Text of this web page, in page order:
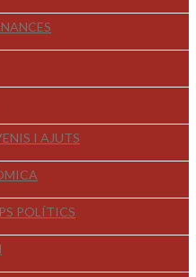
I AJUTS
POLÍTICS